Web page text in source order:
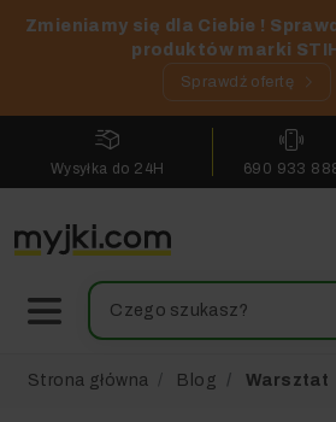
Zmieniamy się dla Ciebie !
produktów marki
Sprawdź ofertę
Wysyłka do 24H 690 933
Strona główna Blog Warsztat